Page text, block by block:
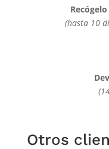
(hasta 10
Otros